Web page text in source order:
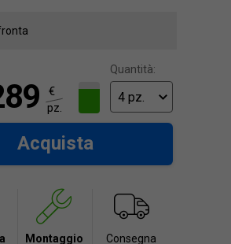
Quantità:
€
pz.
Acquista
Montaggio
Consegna